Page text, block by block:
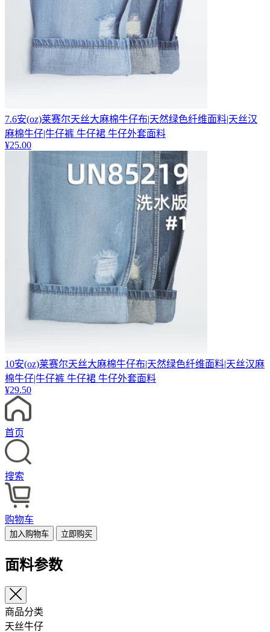
7.6安(oz)莱赛尔天丝大麻棉牛仔布|天然绿色纤维面料|天丝汉
麻棉牛仔|牛仔裤 牛仔裙 牛仔外套面料
¥25.00
10安(oz)莱赛尔天丝大麻棉牛仔布|天然绿色纤维面料|天丝汉麻
棉牛仔|牛仔裤 牛仔裙 牛仔外套面料
¥29.50
首页
搜索
购物车
加入购物车 立即购买
面料参数
商品分类
天丝牛仔